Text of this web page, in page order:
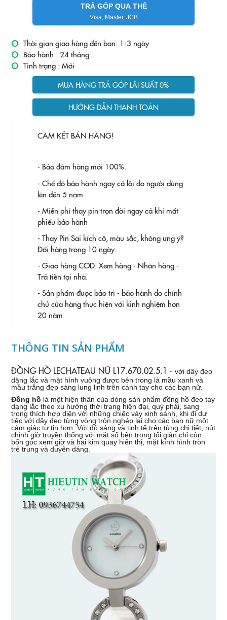
TRẢ GÓP QUA THẺ
Visa, Master, JCB
Thời gian giao hàng đến bạn: 1-3 ngày
Bảo hành : 24 tháng
Tình trạng : Mới
MUA HÀNG TRẢ GÓP LÃI SUẤT 0%
HƯỚNG DẪN THANH TOÁN
CAM KẾT BÁN HÀNG!
- Bảo đảm hàng mới 100%.
- Chế độ bảo hành ngay cả lỗi do người dùng
lên đến 5 năm
- Miễn phí thay pin trọn đời ngay cả khi mất
phiếu bảo hành
- Thay Pin Sai kích cỡ, màu sắc, không ưng ý?
Đổi hàng trong 10 ngày.
- Giao hàng COD: Xem hàng - Nhận hàng -
Trả tiền tại nhà.
- Sản phẩm được bảo trì - bảo hành do chính
chủ cửa hàng thực hiện với kinh nghiệm hơn
20 năm.
THÔNG TIN SẢN PHẨM
ĐỒNG HỒ LECHATEAU NỮ L17.670.02.5.1 -với dây đeo
dặng lắc và mặt hình vuông được bên trong là mầu xanh và
mầu trắng đẹp sáng lung linh trên cánh tay cho các bạn nữ.
Đồng hồ là một hiện thân của dòng sản phẩm đồng hồ đeo tay
dạng lắc theo xu hướng thời trang hiện đại, quý phái, sang
trong thích hợp diện với những chiếc váy xinh sánh, khi đi dư
tiệc với dây đeo từng vòng tròn nghép lại cho các bạn nữ một
cảm giác tự tin hơn. Với độ sáng và tinh tế trên từng chi tiết, nút
chỉnh giờ truyền thống với mặt số bên trong tối giản chỉ còn
bốn góc xem giờ và hai kim quay hiển thị, mặt kính hình tròn
trẻ trung và duyên dáng.